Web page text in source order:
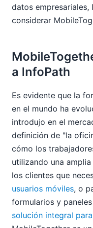
datos empresariales,
considerar
a InfoPath
Es evidente que la
en el mundo ha
introdujo en el
definición de "la
cómo los
utilizando una
los clientes que
usuarios móviles, o
formularios y
solución integral